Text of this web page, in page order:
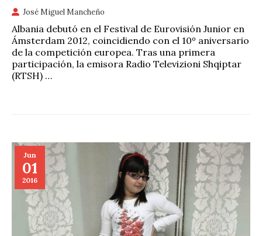
José Miguel Mancheño
Albania debutó en el Festival de Eurovisión Junior en
Ámsterdam 2012, coincidiendo con el 10º aniversario
de la competición europea. Tras una primera
participación, la emisora Radio Televizioni Shqiptar
(RTSH) …
Jun
01
2016